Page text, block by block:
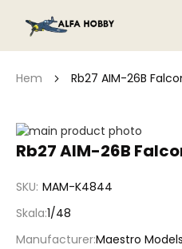
Hem Rb27 AIM-26B
Rb27 AIM-26B
SKU MAM-K4844
Skala 1/48
ManufacturerMaestro Models
Hoppa
till
bildgalleriet
Hoppa
av
bildgalleriet